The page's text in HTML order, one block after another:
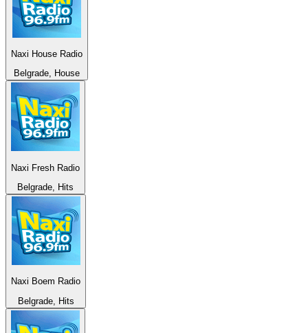
Naxi House Radio
Belgrade, House
Naxi Fresh Radio
Belgrade, Hits
Naxi Boem Radio
Belgrade, Hits